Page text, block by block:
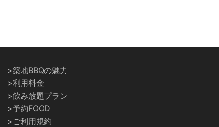
>築地BBQの魅力
>利用料金
>飲み放題プラン
>予約FOOD
>ご利用規約